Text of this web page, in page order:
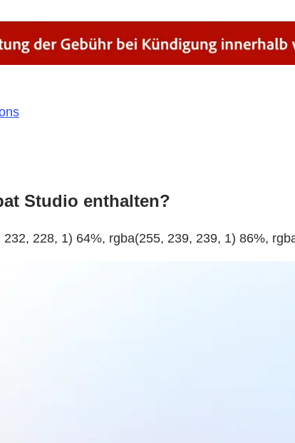
Studio enthalten?
228, 1) 64%, rgba(255, 239, 239, 1) 86%,